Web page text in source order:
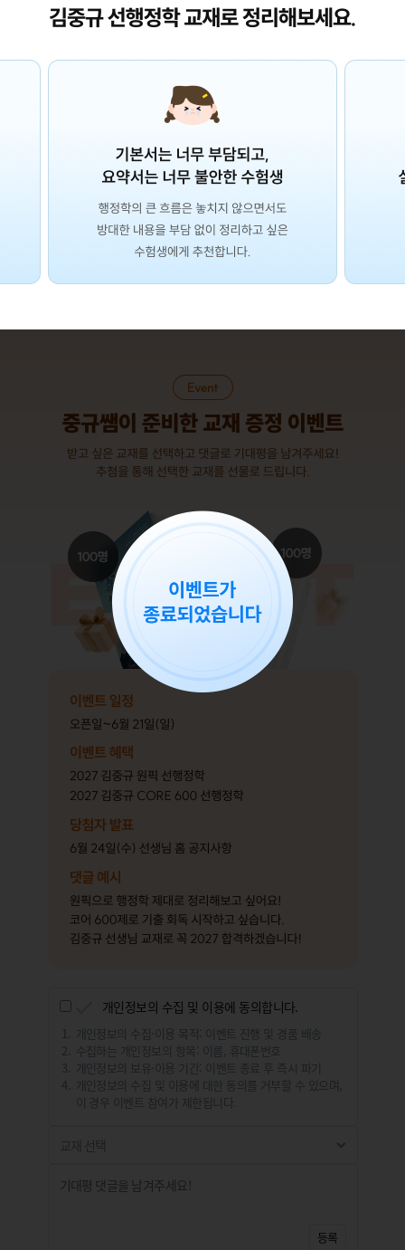
개인정보의 수집 및 이용에 동의합니다.
개인정보의 수집·이용 목적: 이벤트 진행 및 경품 배송
수집하는 개인정보의 항목: 이름, 휴대폰번호
개인정보의 보유·이용 기간: 이벤트 종료 후 즉시 파기
개인정보의 수집 및 이용에 대한 동의를 거부할 수 있으며,
이 경우 이벤트 참여가 제한됩니다.
등록